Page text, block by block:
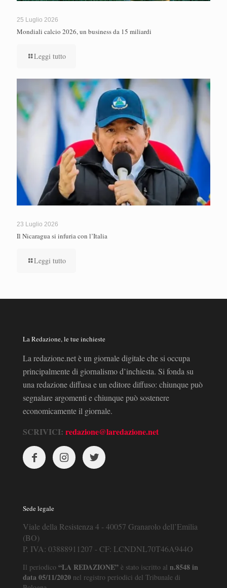
25 Luglio 2026
Mondiali calcio 2026, un business da 15 miliardi
Leggi tutto
23 Luglio 2026
Il Nicaragua si infuria con l’Italia
Leggi tutto
La Redazione, le tue inchieste
La redazione.net è un giornale digitale che si occupa
principalmente di giornalismo d’inchiesta. Si fonda su
una redazione diffusa e un editore diffuso: chiunque può
segnalare argomenti e chiunque può sostenere
economicamente il giornale.
SCRIVICI: redazione@laredazione.net
Sede legale
Viale della Resistenza 4 - 40057 Granarolo dell’Emilia
(BO)
P. IVA: 03888911207 - CF: LCNDNL70T46A944O
Il periodico “LA REDAZIONE” è stato iscritto al n.8548 in
data 05/11/2020 nel registro periodici del Tribunale di